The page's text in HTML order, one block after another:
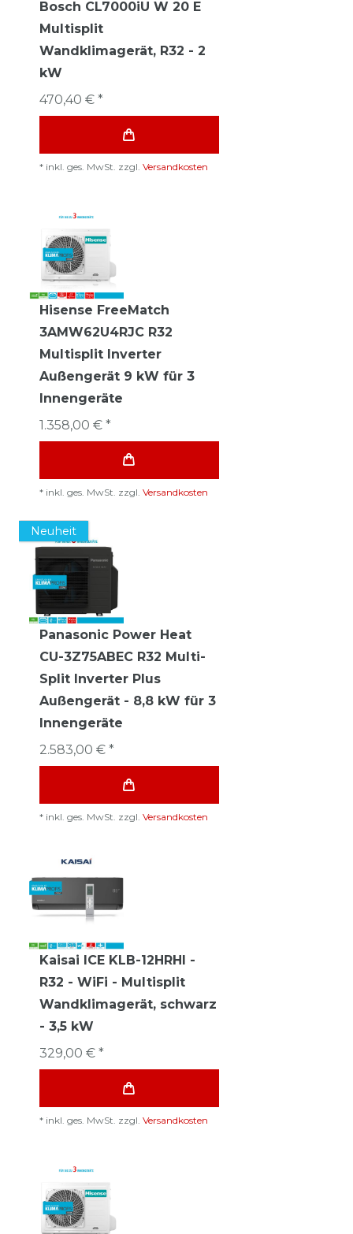
Bosch CL7000iU W 20 E
Multisplit
Wandklimagerät, R32 - 2
kW
470,40 € *
* inkl. ges. MwSt. zzgl. Versandkosten
Hisense FreeMatch
3AMW62U4RJC R32
Multisplit Inverter
Außengerät 9 kW für 3
Innengeräte
1.358,00 € *
* inkl. ges. MwSt. zzgl. Versandkosten
Neuheit
Panasonic Power Heat
CU-3Z75ABEC R32 Multi-
Split Inverter Plus
Außengerät - 8,8 kW für 3
Innengeräte
2.583,00 € *
* inkl. ges. MwSt. zzgl. Versandkosten
Kaisai ICE KLB-12HRHI -
R32 - WiFi - Multisplit
Wandklimagerät, schwarz
- 3,5 kW
329,00 € *
* inkl. ges. MwSt. zzgl. Versandkosten